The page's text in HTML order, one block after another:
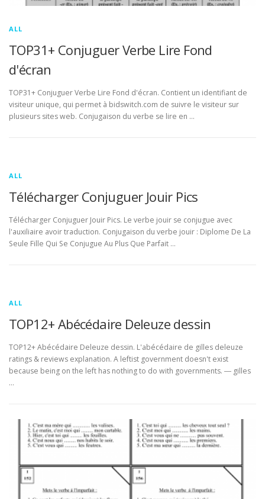
ALL
TOP31+ Conjuguer Verbe Lire Fond
d'écran
TOP31+ Conjuguer Verbe Lire Fond d'écran. Contient un identifiant de
visiteur unique, qui permet à bidswitch.com de suivre le visiteur sur
plusieurs sites web. Conjugaison du verbe se lire en …
ALL
Télécharger Conjuguer Jouir Pics
Télécharger Conjuguer Jouir Pics. Le verbe jouir se conjugue avec
l'auxiliaire avoir traduction. Conjugaison du verbe jouir : Diplome De La
Seule Fille Qui Se Conjugue Au Plus Que Parfait …
ALL
TOP12+ Abécédaire Deleuze dessin
TOP12+ Abécédaire Deleuze dessin. L'abécédaire de gilles deleuze
ratings & reviews explanation. A leftist government doesn't exist
because being on the left has nothing to do with governments. ― gilles
…